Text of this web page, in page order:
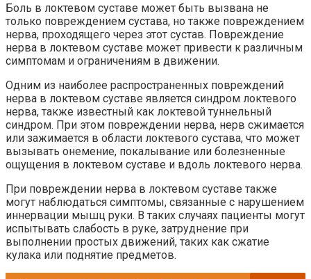
Боль в локтевом суставе может быть вызвана не
только повреждением сустава, но также повреждением
нерва, проходящего через этот сустав. Повреждение
нерва в локтевом суставе может привести к различным
симптомам и ограничениям в движении.
Одним из наиболее распространенных повреждений
нерва в локтевом суставе является синдром локтевого
нерва, также известный как локтевой туннельный
синдром. При этом повреждении нерва, нерв сжимается
или зажимается в области локтевого сустава, что может
вызывать онемение, покалывание или болезненные
ощущения в локтевом суставе и вдоль локтевого нерва.
При повреждении нерва в локтевом суставе также
могут наблюдаться симптомы, связанные с нарушением
иннервации мышц руки. В таких случаях пациенты могут
испытывать слабость в руке, затруднение при
выполнении простых движений, таких как сжатие
кулака или поднятие предметов.